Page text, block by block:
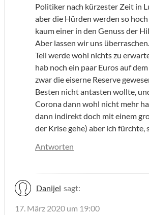
Politiker nach kürzester Zeit in
aber die Hürden werden so
kaum einer in den Genuss der
Aber lassen wir uns
Teil werde wohl nichts zu
hab noch ein paar Euros auf
zwar die eiserne Reserve
Besten nicht antasten wollte,
Corona dann wohl nicht mehr
dann indirekt doch mit einem
der Krise gehe) aber ich fürchte,
Antworten
Danijel sagt:
17. März 2020 um 19:00